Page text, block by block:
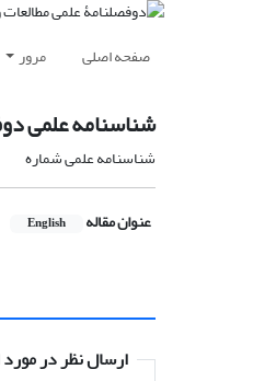
صفحه اصلی مرور
شناسنامه علمی
شناسنامه علمی شماره
عنوان مقاله English
ارسال نظر در مورد